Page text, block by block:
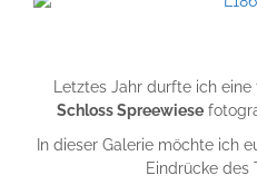
Letztes Jahr durfte ich eine
Schloss Spreewiese
In dieser Galerie möchte ich
Eindrücke des